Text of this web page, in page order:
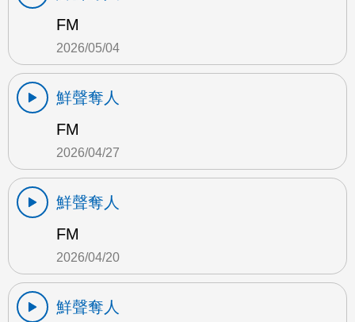
FM
2026/05/04
鮮聲奪人
FM
2026/04/27
鮮聲奪人
FM
2026/04/20
鮮聲奪人